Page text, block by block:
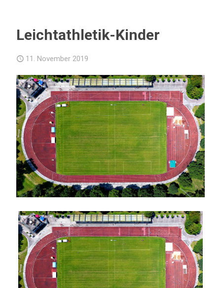
Leichtathletik-Kinder
11. November 2019